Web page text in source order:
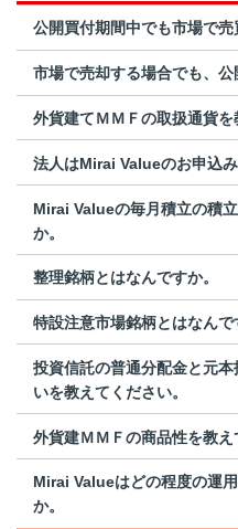
公開買付期間中でも市場で売
市場で売却する場合でも、公
外貨建てＭＭＦの取扱通貨を
法人はMirai Valueのお申込み
Mirai Valueの毎月積立の積
か。
整理銘柄とはなんですか。
特設注意市場銘柄とはなんで
投資信託の普通分配金と元
いを教えてください。
外貨建ＭＭＦの商品性を教え
Mirai Valueはどの程度の運
か。